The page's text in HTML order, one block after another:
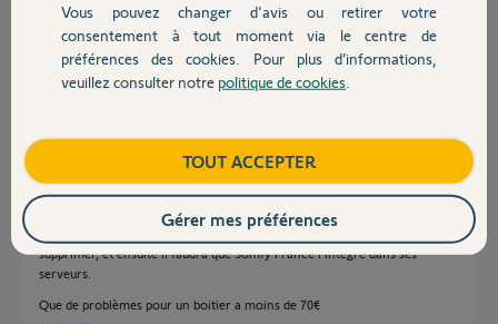
Devis avec un pro
Contact
il y a environ 3 ans
Participer au fil de discussion
Réponses
Si le Kit est installé en Suisse, il faut demander à Somfy Suisse de le
supprimer, et ensuite il faudra que Somfy France l'intègre dans ses
serveurs.
Que de problèmes pour un boitier a moins de 70€
Vous pouvez changer d'avis ou retirer votre
consentement à tout moment via le centre de
préférences des cookies. Pour plus d’informations,
veuillez consulter notre politique de cookies
TOUT ACCEPTER
Gérer mes préférences